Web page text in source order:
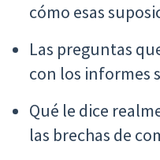
cómo esas
Las preguntas
con los informes
Qué le dice
las brechas de